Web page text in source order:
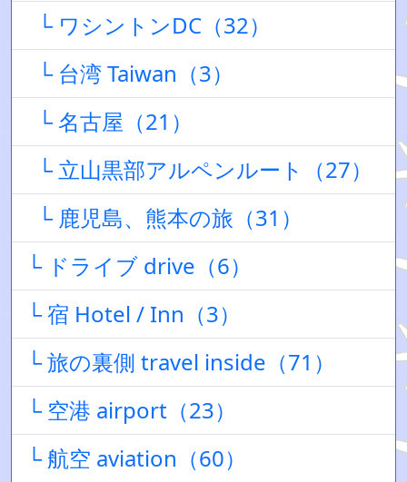
└ ワシントンDC（32）
└ 台湾 Taiwan（3）
└ 名古屋（21）
└ 立山黒部アルペンルート（27）
└ 鹿児島、熊本の旅（31）
└ ドライブ drive（6）
└ 宿 Hotel / Inn（3）
└ 旅の裏側 travel inside（71）
└ 空港 airport（23）
└ 航空 aviation（60）